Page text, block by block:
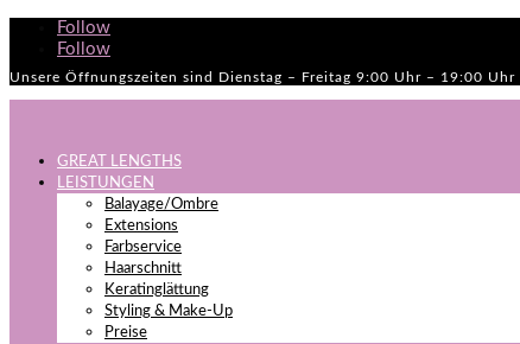
Follow
Follow
Unsere Öffnungszeiten sind Dienstag – Freitag 9:00 Uhr – 19:00 Uhr
GREAT LENGTHS
LEISTUNGEN
Balayage/Ombre
Extensions
Farbservice
Haarschnitt
Keratinglättung
Styling & Make-Up
Preise